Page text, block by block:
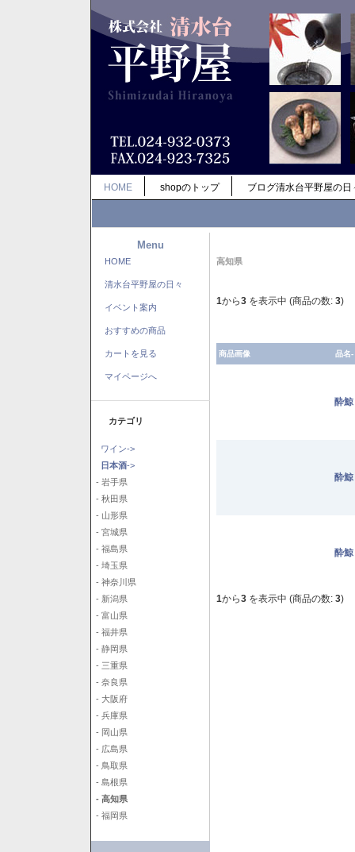
HOME shopのトップ ブログ清水台平野屋の日
Menu
HOME
清水台平野屋の日々
イベント案内
おすすめの商品
カートを見る
マイページへ
カテゴリ
ワイン->
日本酒->
- 岩手県
- 秋田県
- 山形県
- 宮城県
- 福島県
- 埼玉県
- 神奈川県
- 新潟県
- 富山県
- 福井県
- 静岡県
- 三重県
- 奈良県
- 大阪府
- 兵庫県
- 岡山県
- 広島県
- 鳥取県
- 島根県
- 高知県
- 福岡県
高知県
1から3 を表示中 (商品の数: 3)
商品画像 品名-
酔
酔
酔
1から3 を表示中 (商品の数: 3)